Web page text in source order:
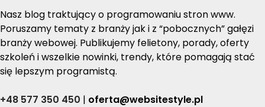
Nasz blog traktujący o programowaniu stron www.
Poruszamy tematy z branży jak i z “pobocznych” gałęzi
branży webowej. Publikujemy felietony, porady, oferty
szkoleń i wszelkie nowinki, trendy, które pomagają stać
się lepszym programistą.
+48 577 350 450 | oferta@websitestyle.pl